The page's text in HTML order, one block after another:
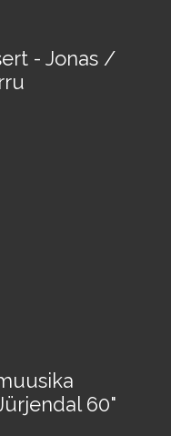
- Jonas /
60"